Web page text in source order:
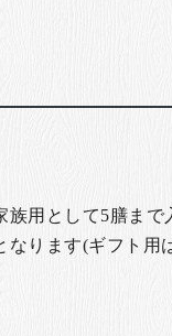
用として5膳まで
ります(ギフト